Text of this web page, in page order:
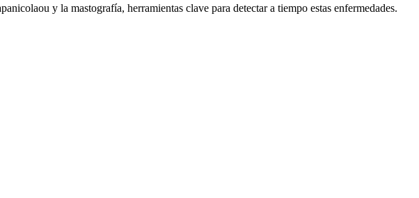
y la mastografía, herramientas clave para detectar a tiempo estas enfermedades.